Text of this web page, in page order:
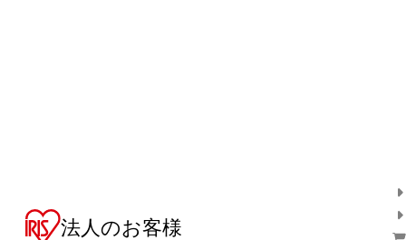
法人のお客様